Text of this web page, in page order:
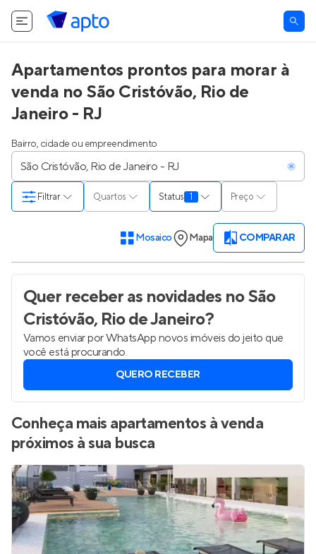
Apartamentos prontos para morar à
venda no São Cristóvão, Rio de
Janeiro - RJ
Bairro, cidade ou empreendimento
Quartos Status 1 Preço
Filtrar
Mosaico Mapa COMPARAR
Quer receber as novidades no São
Cristóvão, Rio de Janeiro?
Vamos enviar por WhatsApp novos imóveis do jeito que
você está procurando.
QUERO RECEBER
Conheça mais apartamentos à venda
próximos à sua busca